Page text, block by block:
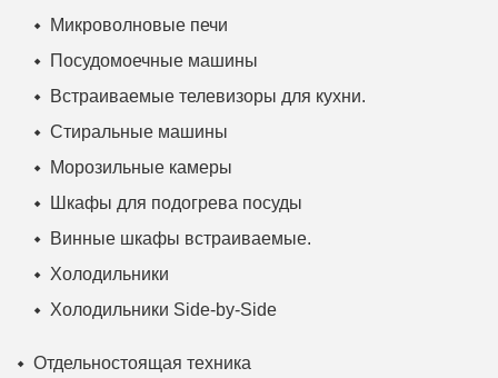
Микроволновые печи
Посудомоечные машины
Встраиваемые телевизоры для кухни.
Стиральные машины
Морозильные камеры
Шкафы для подогрева посуды
Винные шкафы встраиваемые.
Холодильники
Холодильники Side-by-Side
Отдельностоящая техника